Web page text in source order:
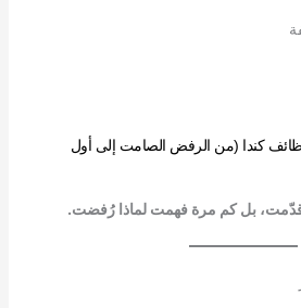
كندا (من الرفض الصامت إلى أول
قدّمت، بل كم مرة فهمت لماذا رُفضت.